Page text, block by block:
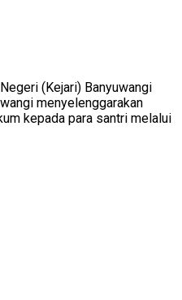
(Kejari) Banyuwangi
menyelenggarakan
kepada para santri melalui